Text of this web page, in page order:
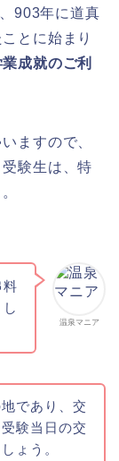
903年に道真
とに始まり
業成就のご利
ますので、
験生は、特
温泉マニア
料
であり、交
験当日の交
ょう。